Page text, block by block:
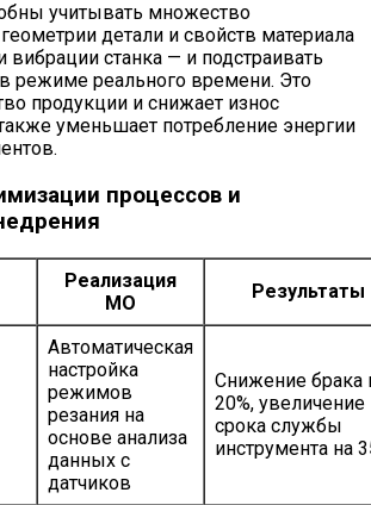
учитывать множество
детали и свойств материала
вибрации станка — и подстраивать
режиме реального времени. Это
продукции и снижает износ
уменьшает потребление энергии
процессов и
Реализация
МО
Результаты
Автоматическая
настройка
режимов
резания на
основе анализа
данных с
датчиков
Снижение брака
20%, увеличение
срока службы
инструмента на